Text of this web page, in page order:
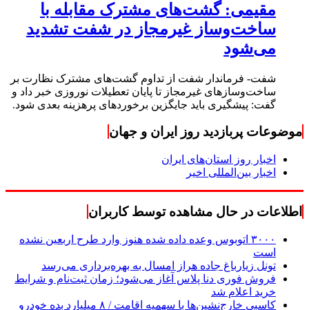
مقیمی: گشت‌های مشترک مقابله با
ساخت‌وساز غیرمجاز در شفت تشدید
می‌شود
شفت- فرماندار شفت از تداوم گشت‌های مشترک نظارت بر
ساخت‌وسازهای غیرمجاز تا پایان تعطیلات نوروزی خبر داد و
گفت: پیشگیری باید جایگزین برخوردهای پرهزینه بعدی شود.
موضوعات پربازدید روز ایران و جهان
اخبار روز استان‌های ایران
اخبار بین‌المللی اخیر
اطلاعات در حال مشاهده توسط کاربران
۳۰۰۰ اتوبوس وعده داده شده هنوز وارد طرح اربعین نشده
است
تونل زیارباغ جاده هراز امسال به بهره‌برداری می‌رسد
فروش فوری دنا پلاس آغاز می‌شود؛ زمان ثبت‌نام و شرایط
خرید اعلام شد
کاسبی خارج‌نشین‌ها با سهمیه اقامت / ۸ میلیارد بده خودرو